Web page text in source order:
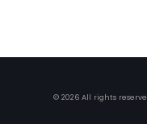
© 2026 All rights